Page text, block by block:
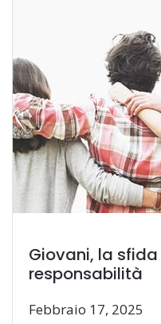
Giovani, la
responsabilità
Febbraio 17, 2025